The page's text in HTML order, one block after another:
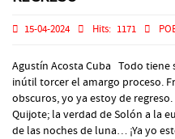
15-04-2024 Hits: 1171
Agustín Acosta Cuba Todo tiene
inútil torcer el amargo proceso.
obscuros, yo ya estoy de
Quijote; la verdad de Solón a la
de las noches de luna… ¡Ya yo